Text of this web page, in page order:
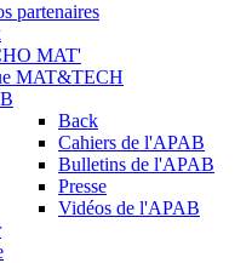
partenaires
MAT'
MAT&TECH
Back
Cahiers de l'APAB
Bulletins de l'APAB
Presse
Vidéos de l'APAB